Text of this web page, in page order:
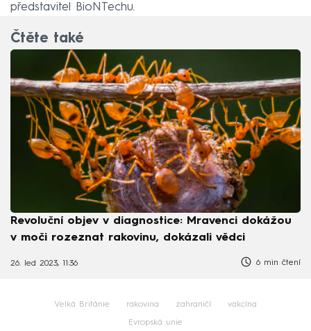
představitel BioNTechu.
Čtěte také
Revoluční objev v diagnostice: Mravenci dokážou
v moči rozeznat rakovinu, dokázali vědci
26. led 2023, 11:36 6 min čtení
Velká Británie rakovina zahraničí vakcína
Evropská unie